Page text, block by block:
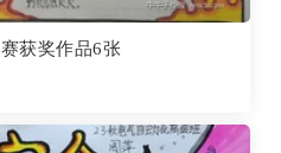
获奖作品6张